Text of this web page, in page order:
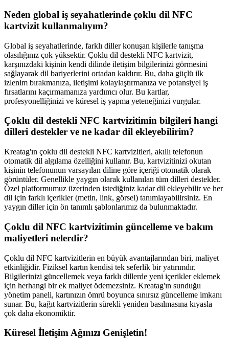
Neden global iş seyahatlerinde çoklu dil NFC
kartvizit kullanmalıyım?
Global iş seyahatlerinde, farklı diller konuşan kişilerle tanışma
olasılığınız çok yüksektir. Çoklu dil destekli NFC kartvizit,
karşınızdaki kişinin kendi dilinde iletişim bilgilerinizi görmesini
sağlayarak dil bariyerlerini ortadan kaldırır. Bu, daha güçlü ilk
izlenim bırakmanıza, iletişimi kolaylaştırmanıza ve potansiyel iş
fırsatlarını kaçırmamanıza yardımcı olur. Bu kartlar,
profesyonelliğinizi ve küresel iş yapma yeteneğinizi vurgular.
Çoklu dil destekli NFC kartvizitimin bilgileri hangi
dilleri destekler ve ne kadar dil ekleyebilirim?
Kreatag'ın çoklu dil destekli NFC kartvizitleri, akıllı telefonun
otomatik dil algılama özelliğini kullanır. Bu, kartvizitinizi okutan
kişinin telefonunun varsayılan diline göre içeriği otomatik olarak
görüntüler. Genellikle yaygın olarak kullanılan tüm dilleri destekler.
Özel platformumuz üzerinden istediğiniz kadar dil ekleyebilir ve her
dil için farklı içerikler (metin, link, görsel) tanımlayabilirsiniz. En
yaygın diller için ön tanımlı şablonlarımız da bulunmaktadır.
Çoklu dil NFC kartvizitimin güncelleme ve bakım
maliyetleri nelerdir?
Çoklu dil NFC kartvizitlerin en büyük avantajlarından biri, maliyet
etkinliğidir. Fiziksel kartın kendisi tek seferlik bir yatırımdır.
Bilgilerinizi güncellemek veya farklı dillerde yeni içerikler eklemek
için herhangi bir ek maliyet ödemezsiniz. Kreatag'ın sunduğu
yönetim paneli, kartınızın ömrü boyunca sınırsız güncelleme imkanı
sunar. Bu, kağıt kartvizitlerin sürekli yeniden basılmasına kıyasla
çok daha ekonomiktir.
Küresel İletişim Ağınızı Genişletin!